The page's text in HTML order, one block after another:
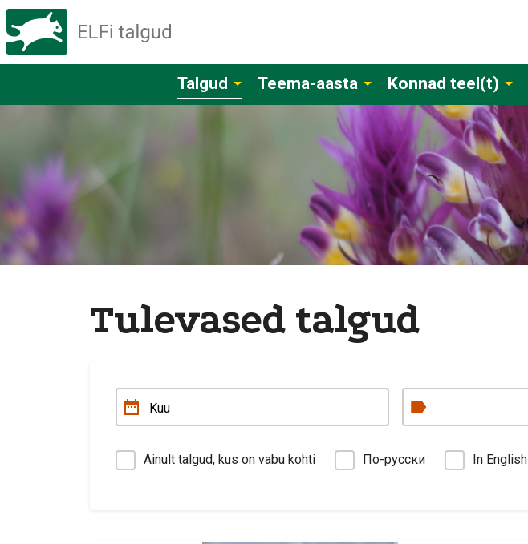
Talgud Teema-aasta Konnad teel(t)
Tulevased talgud
Ainult talgud, kus on vabu kohti По-русски In English